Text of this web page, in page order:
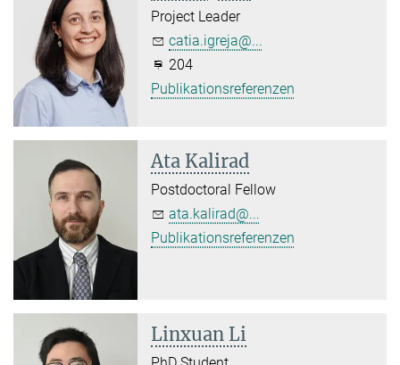
Project Leader
catia.igreja@...
204
Publikationsreferenzen
Ata Kalirad
Postdoctoral Fellow
ata.kalirad@...
Publikationsreferenzen
Linxuan Li